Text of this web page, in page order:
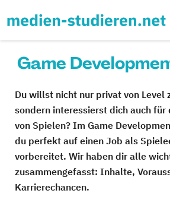
Game
Du willst nicht nur privat von Level
sondern interessierst dich auch für
von Spielen? Im Game
du perfekt auf einen Job als
vorbereitet. Wir haben dir alle
zusammengefasst: Inhalte,
Karrierechancen.